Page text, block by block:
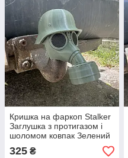
Кришка на фаркоп Stalker
Заглушка з протигазом і
шоломом ковпак Зелений
325 ₴